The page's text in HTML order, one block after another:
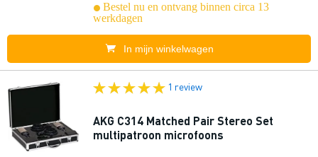
Bestel nu en ontvang binnen circa 13
werkdagen
In mijn winkelwagen
1 review
AKG C314 Matched Pair Stereo Set
multipatroon microfoons